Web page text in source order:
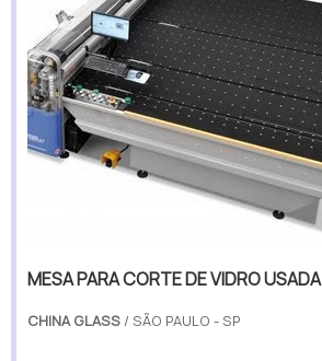
MESA PARA CORTE DE VIDRO USADA
CHINA GLASS / SÃO PAULO - SP